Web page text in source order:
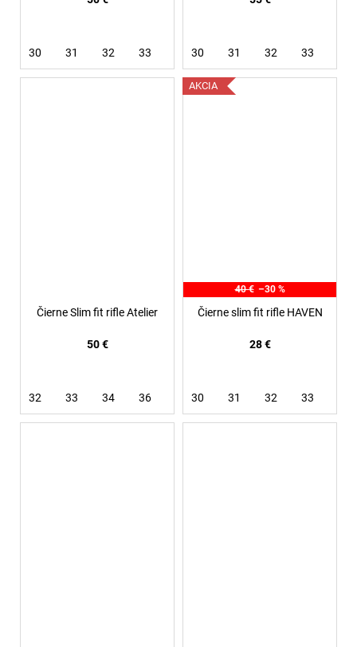
30 31 32 33 30 31 32 33
Čierne Slim fit rifle Atelier
50 €
32 33 34 36
AKCIA
40 € –30 %
Čierne slim fit rifle HAVEN
28 €
30 31 32 33